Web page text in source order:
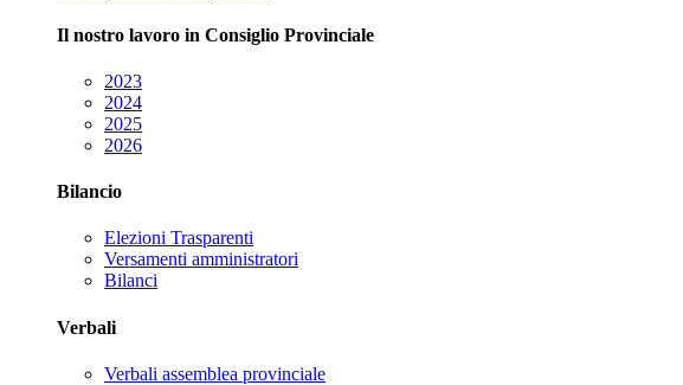
Il nostro lavoro in Consiglio Provinciale
2023
2024
2025
2026
Bilancio
Elezioni Trasparenti
Versamenti amministratori
Bilanci
Verbali
Verbali assemblea provinciale